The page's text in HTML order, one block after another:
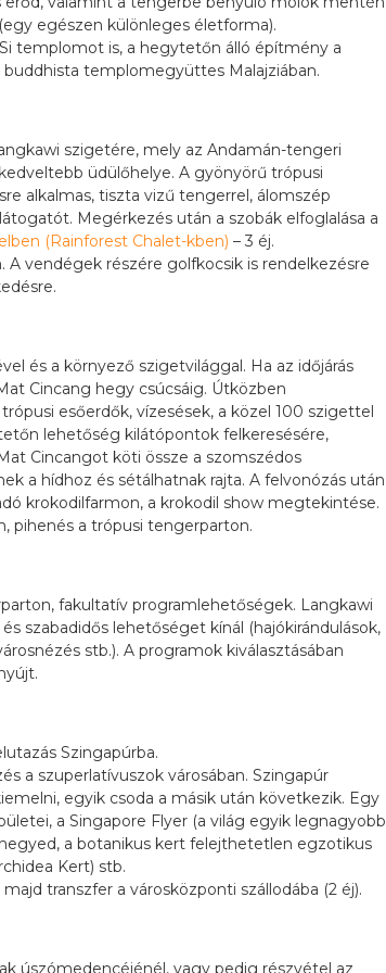
egészen különleges életforma).
templomot is, a hegytetőn álló építmény a
templomegyüttes Malajziában.
szigetére, mely az Andamán-tengeri
üdülőhelye. A gyönyörű trópusi
alkalmas, tiszta vizű tengerrel, álomszép
Megérkezés után a szobák elfoglalása a
(Rainforest Chalet-kben) – 3 éj.
A vendégek részére golfkocsik is rendelkezésre
és a környező szigetvilággal. Ha az időjárás
Cincang hegy csúcsáig. Útközben
esőerdők, vízesések, a közel 100 szigettel
lehetőség kilátópontok felkeresésére,
Cincangot köti össze a szomszédos
a hídhoz és sétálhatnak rajta. A felvonózás után
krokodilfarmon, a krokodil show megtekintése.
pihenés a trópusi tengerparton.
fakultatív programlehetőségek. Langkawi
szabadidős lehetőséget kínál (hajókirándulások,
stb.). A programok kiválasztásában
Szingapúrba.
a szuperlatívuszok városában. Szingapúr
egyik csoda a másik után következik. Egy
a Singapore Flyer (a világ egyik legnagyobb
a botanikus kert felejthetetlen egzotikus
Kert) stb.
transzfer a városközponti szállodába (2 éj).
úszómedencéjénél, vagy pedig részvétel az